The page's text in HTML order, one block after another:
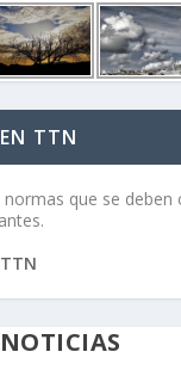
TTN
normas que se deben